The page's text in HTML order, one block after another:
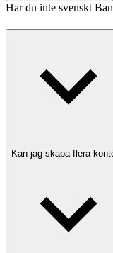
Har du inte svenskt
Kan jag skapa flera